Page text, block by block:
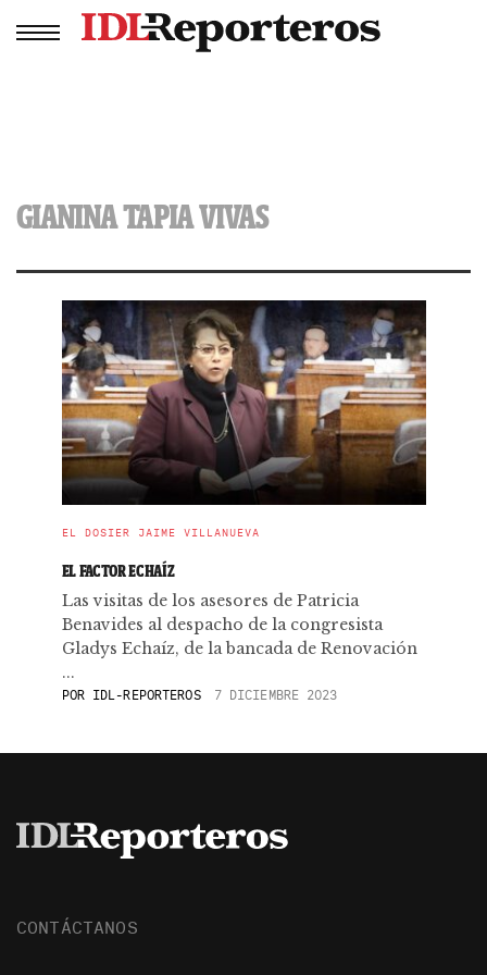
GIANINA TAPIA VIVAS
EL DOSIER JAIME VILLANUEVA
EL FACTOR ECHAÍZ
Las visitas de los asesores de Patricia
Benavides al despacho de la congresista
Gladys Echaíz, de la bancada de Renovación
...
POR IDL-REPORTEROS 7 DICIEMBRE 2023
CONTÁCTANOS